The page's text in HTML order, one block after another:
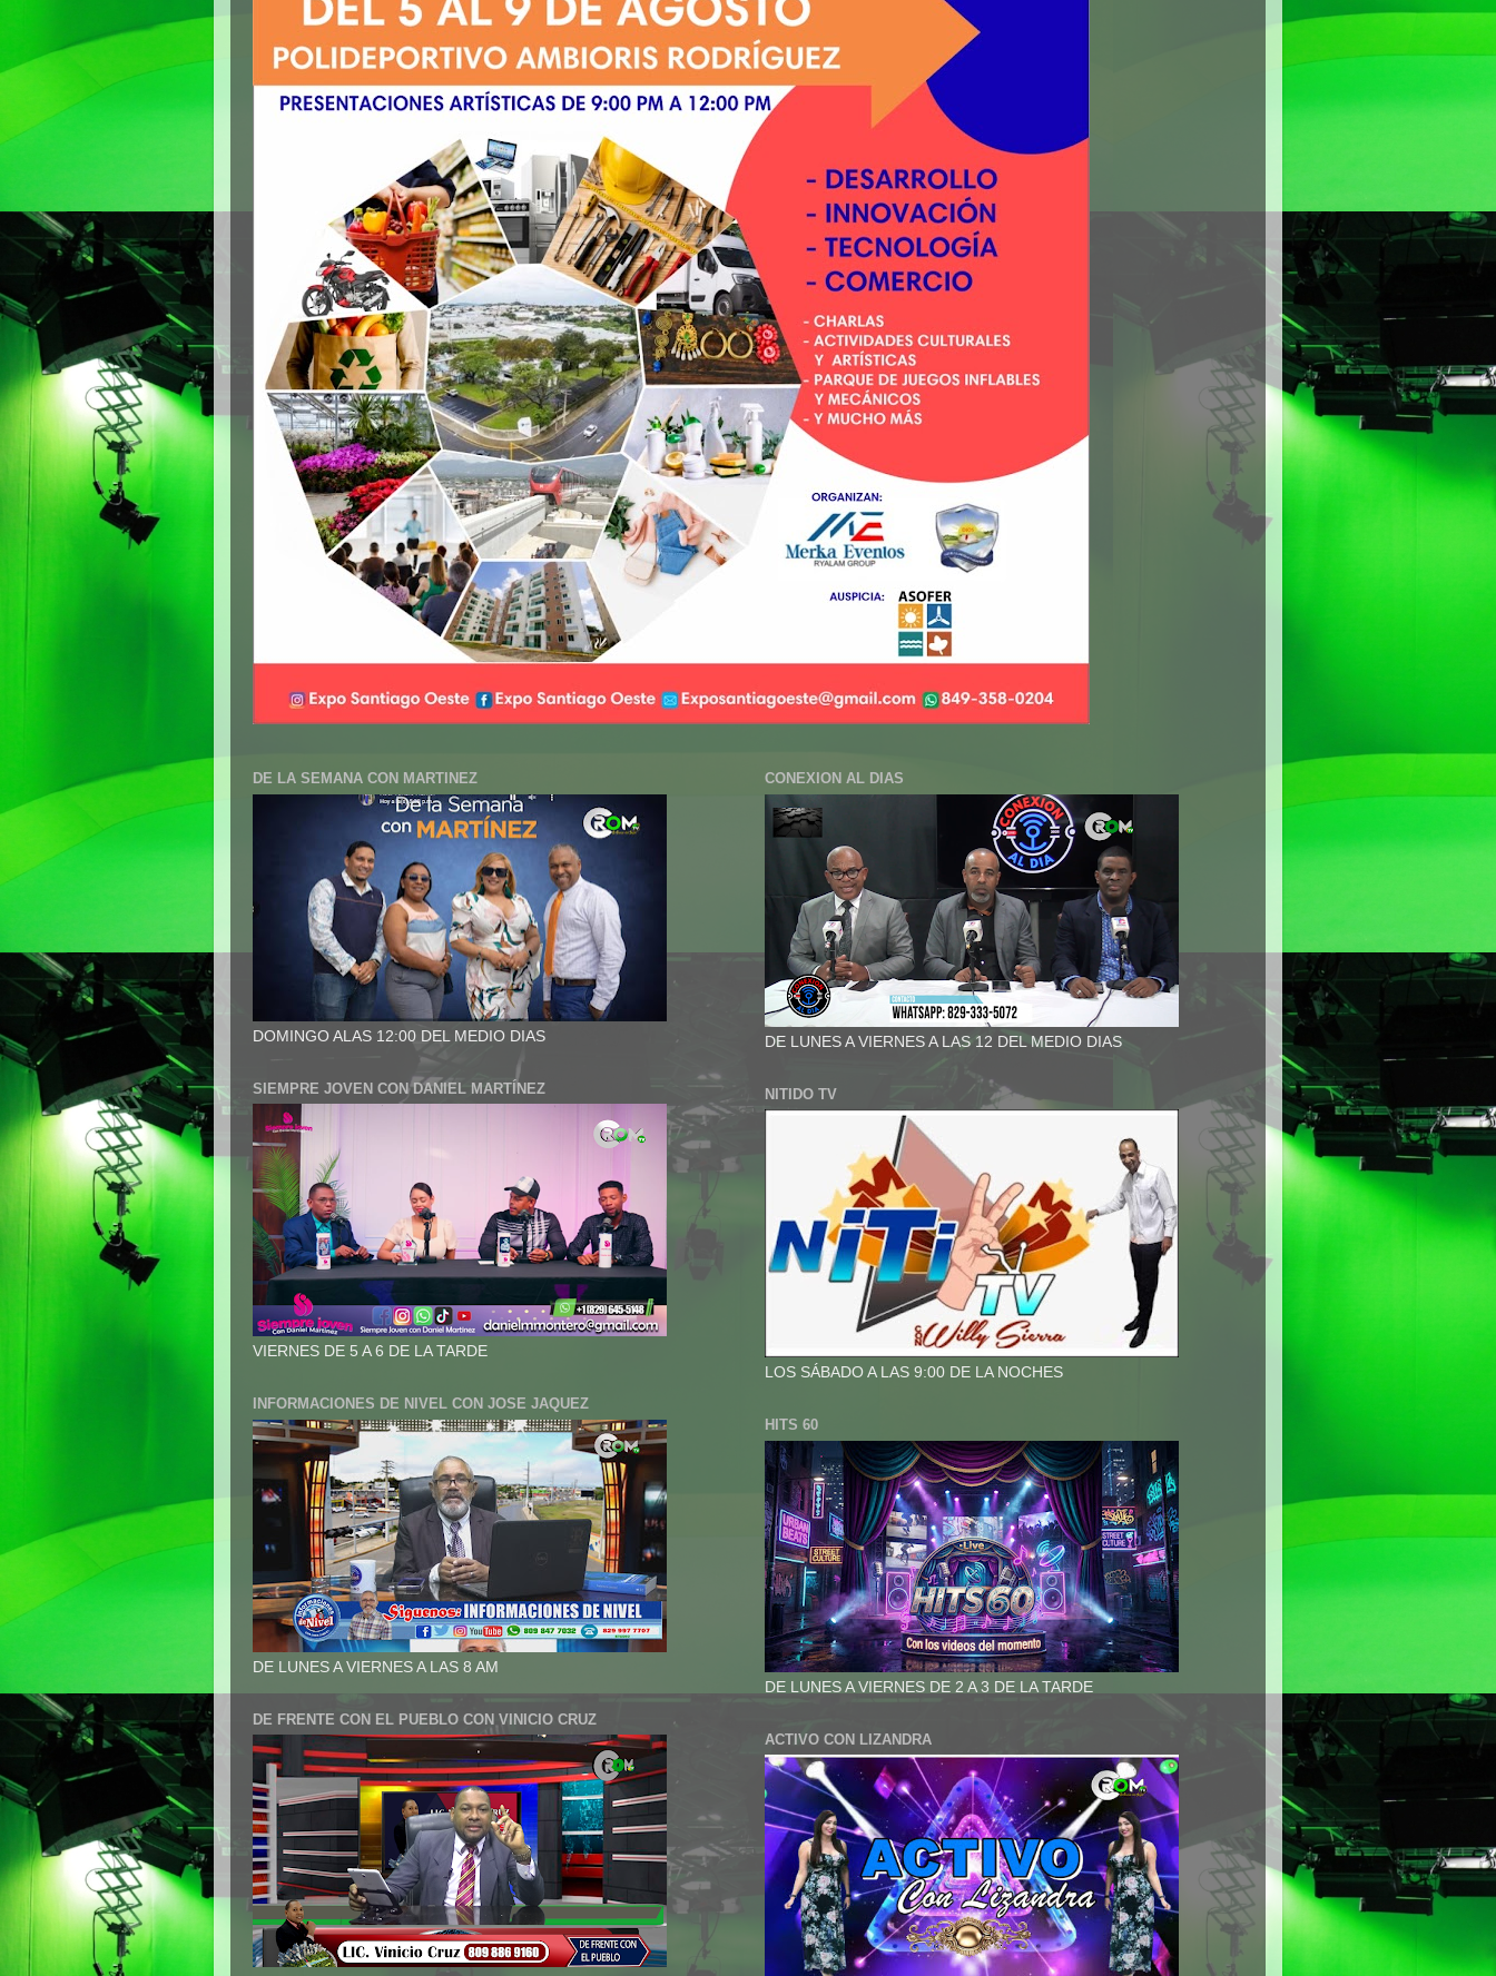
DE LA SEMANA CON MARTINEZ
DOMINGO ALAS 12:00 DEL MEDIO DIAS
SIEMPRE JOVEN CON DANIEL MARTÍNEZ
VIERNES DE 5 A 6 DE LA TARDE
INFORMACIONES DE NIVEL CON JOSE JAQUEZ
DE LUNES A VIERNES A LAS 8 AM
DE FRENTE CON EL PUEBLO CON VINICIO CRUZ
CONEXION AL DIAS
DE LUNES A VIERNES A LAS 12 DEL MEDIO DIAS
NITIDO TV
LOS SÁBADO A LAS 9:00 DE LA NOCHES
HITS 60
DE LUNES A VIERNES DE 2 A 3 DE LA TARDE
ACTIVO CON LIZANDRA